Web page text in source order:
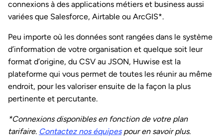
connexions à des applications métiers et business aussi
variées que Salesforce, Airtable ou ArcGIS*.
Peu importe où les données sont rangées dans le système
d’information de votre organisation et quelque soit leur
format d’origine, du CSV au JSON, Huwise est la
plateforme qui vous permet de toutes les réunir au même
endroit, pour les valoriser ensuite de la façon la plus
pertinente et percutante.
*Connexions disponibles en fonction de votre plan
tarifaire. Contactez nos équipespour en savoir plus.